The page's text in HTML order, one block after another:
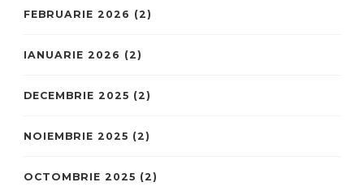
FEBRUARIE 2026 (2)
IANUARIE 2026 (2)
DECEMBRIE 2025 (2)
NOIEMBRIE 2025 (2)
OCTOMBRIE 2025 (2)